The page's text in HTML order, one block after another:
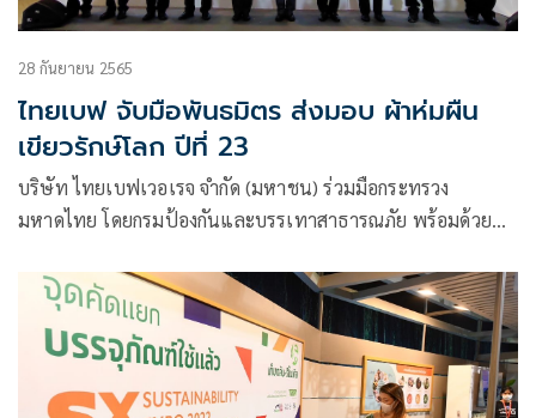
28 กันยายน 2565
ไทยเบฟ จับมือพันธมิตร ส่งมอบ ผ้าห่มผืน
เขียวรักษ์โลก ปีที่ 23
บริษัท ไทยเบฟเวอเรจ จำกัด (มหาชน) ร่วมมือกระทรวง
มหาดไทย โดยกรมป้องกันและบรรเทาสาธารณภัย พร้อมด้วย